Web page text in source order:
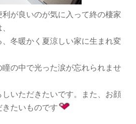
が良いのが気に入って終の棲家
、冬暖かく夏涼しい家に生まれ変
の中で光った涙が忘れられませ
いただきたいです。また、お顔
きたいものです